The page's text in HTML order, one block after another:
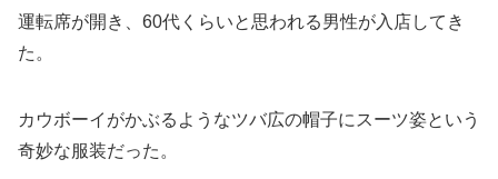
運転席が開き、60代くらいと思われる男性が入店してき
た。
カウボーイがかぶるようなツバ広の帽子にスーツ姿という
奇妙な服装だった。